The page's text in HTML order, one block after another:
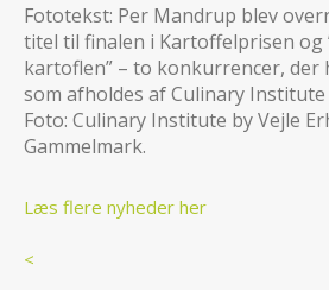
Fototekst: Per Mandrup blev
titel til finalen i Kartoffelprisen og
kartoflen” – to konkurrencer, der
som afholdes af Culinary Institute
Foto: Culinary Institute by Vejle
Gammelmark.
Læs flere nyheder her
<